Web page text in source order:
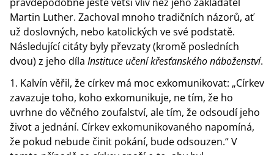
Martin Luther. Zachoval mnoho tradičních názorů, ať
už doslovných, nebo katolických ve své podstatě.
Následující citáty byly převzaty (kromě posledních
dvou) z jeho díla Instituce učení křesťanského náboženství.
Kalvín věřil, že církev má moc exkomunikovat: „Církev
zavazuje toho, koho exkomunikuje, ne tím, že ho
uvrhne do věčného zoufalství, ale tím, že odsoudí jeho
život a jednání. Církev exkomunikovaného napomíná,
že pokud nebude činit pokání, bude odsouzen.“ V